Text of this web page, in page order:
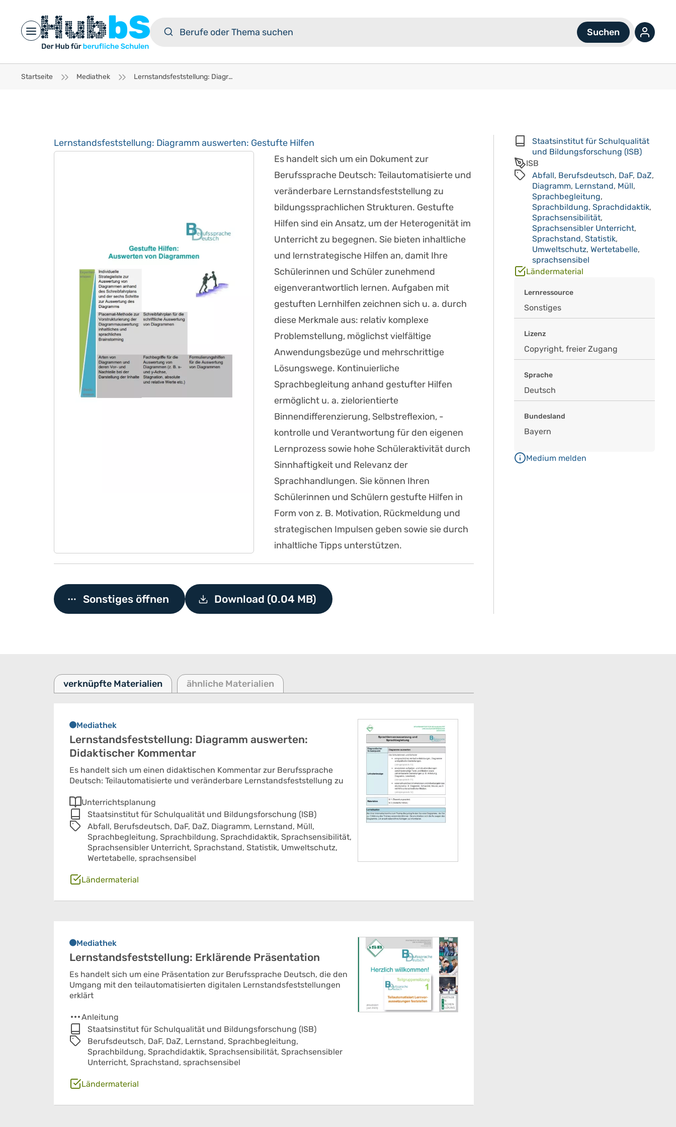
Open main menu
Startseite Mediathek Lernstandsfeststellung: Diagramm auswerten: Gestufte Hilfen
Lernstandsfeststellung: Diagramm auswerten: Gestufte Hilfen
Es handelt sich um ein Dokument zur
Berufssprache Deutsch: Teilautomatisierte und
veränderbare Lernstandsfeststellung zu
bildungssprachlichen Strukturen. Gestufte
Hilfen sind ein Ansatz, um der Heterogenität im
Unterricht zu begegnen. Sie bieten inhaltliche
und lernstrategische Hilfen an, damit Ihre
Schülerinnen und Schüler zunehmend
eigenverantwortlich lernen. Aufgaben mit
gestuften Lernhilfen zeichnen sich u. a. durch
diese Merkmale aus: relativ komplexe
Problemstellung, möglichst vielfältige
Anwendungsbezüge und mehrschrittige
Lösungswege. Kontinuierliche
Sprachbegleitung anhand gestufter Hilfen
ermöglicht u. a. zielorientierte
Binnendifferenzierung, Selbstreflexion, -
kontrolle und Verantwortung für den eigenen
Lernprozess sowie hohe Schüleraktivität durch
Sinnhaftigkeit und Relevanz der
Sprachhandlungen. Sie können Ihren
Schülerinnen und Schülern gestufte Hilfen in
Form von z. B. Motivation, Rückmeldung und
strategischen Impulsen geben sowie sie durch
inhaltliche Tipps unterstützen.
Sonstiges öffnen Download (0.04 MB)
Staatsinstitut für Schulqualität
und Bildungsforschung (ISB)
ISB
Abfall, Berufsdeutsch, DaF, DaZ,
Diagramm, Lernstand, Müll,
Sprachbegleitung,
Sprachbildung, Sprachdidaktik,
Sprachsensibilität,
Sprachsensibler Unterricht,
Sprachstand, Statistik,
Umweltschutz, Wertetabelle,
sprachsensibel
Ländermaterial
Lernressource
Sonstiges
Lizenz
Copyright, freier Zugang
Sprache
Deutsch
Bundesland
Bayern
Medium melden
verknüpfte Materialien ähnliche Materialien
Mediathek
Lernstandsfeststellung: Diagramm auswerten:
Didaktischer Kommentar
Es handelt sich um einen didaktischen Kommentar zur Berufssprache
Deutsch: Teilautomatisierte und veränderbare Lernstandsfeststellung zu
Unterrichtsplanung
Staatsinstitut für Schulqualität und Bildungsforschung (ISB)
Abfall, Berufsdeutsch, DaF, DaZ, Diagramm, Lernstand, Müll,
Sprachbegleitung, Sprachbildung, Sprachdidaktik, Sprachsensibilität,
Sprachsensibler Unterricht, Sprachstand, Statistik, Umweltschutz,
Wertetabelle, sprachsensibel
Ländermaterial
Mediathek
Lernstandsfeststellung: Erklärende Präsentation
Es handelt sich um eine Präsentation zur Berufssprache Deutsch, die den
Umgang mit den teilautomatisierten digitalen Lernstandsfeststellungen
erklärt
Anleitung
Staatsinstitut für Schulqualität und Bildungsforschung (ISB)
Berufsdeutsch, DaF, DaZ, Lernstand, Sprachbegleitung,
Sprachbildung, Sprachdidaktik, Sprachsensibilität, Sprachsensibler
Unterricht, Sprachstand, sprachsensibel
Ländermaterial